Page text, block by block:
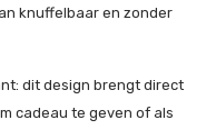
knuffelbaar en zonder
dit design brengt direct
cadeau te geven of als